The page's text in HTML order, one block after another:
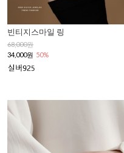
빈티지스마일 링
68,000원
34,000원 50%